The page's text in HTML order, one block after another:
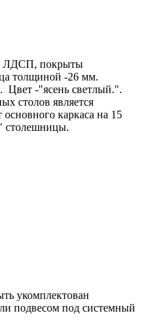
ЛДСП, покрыты
толщиной -26 мм.
Цвет -"ясень светлый.".
столов является
каркаса на 15
столешницы.
укомплектован
подвесом под системный